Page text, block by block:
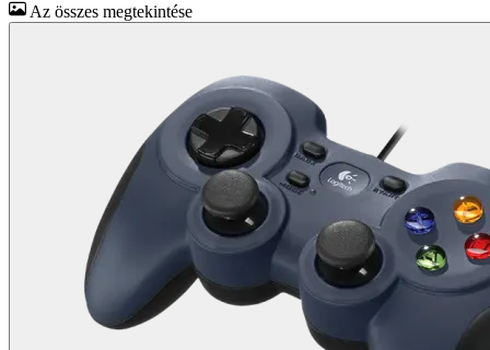
Az összes megtekintése